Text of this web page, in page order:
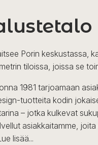
Porin keskustassa,
tiloissa, joissa se
1981 tarjoamaan
tuotteita kodin
– jotka kulkevat
asiakkaitamme,
lisää...